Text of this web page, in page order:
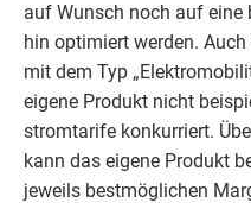
auf Wunsch noch auf eine
hin opti­miert wer­den.
mit dem Typ „
eige­ne Pro­dukt nicht
strom­ta­ri­fe kon­kur­riert.
kann das eige­ne Pro­dukt
jeweils best­mög­li­chen